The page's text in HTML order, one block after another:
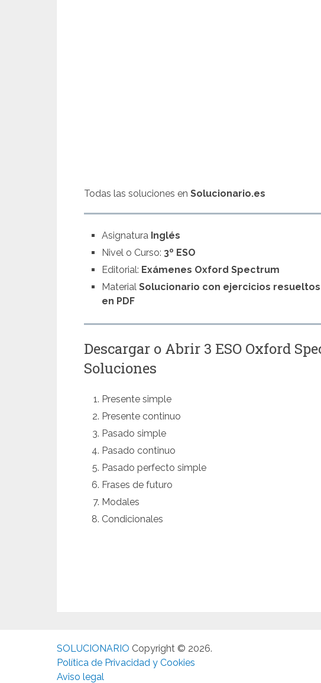
Todas las soluciones en Solucionario.es
Asignatura Inglés
Nivel o Curso: 3º ESO
Editorial: Exámenes Oxford Spectrum
MaterialSolucionario con ejercicios
en PDF
Descargar o Abrir 3 ESO Oxford
Soluciones
Presente simple
Presente continuo
Pasado simple
Pasado continuo
Pasado perfecto simple
Frases de futuro
Modales
Condicionales
SOLUCIONARIO Copyright © 2026.
Política de Privacidad y Cookies
Aviso legal